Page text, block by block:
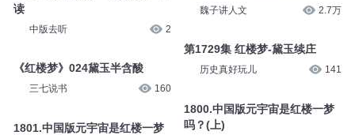
读
中版去听 2
《红楼梦》024黛玉半含酸
三七说书 160
1801.中国版元宇宙是红楼一梦
魏子讲人文 2.7万
第1729集 红楼梦-黛玉续庄
历史真好玩儿 141
1800.中国版元宇宙是红楼一梦
吗？(上)